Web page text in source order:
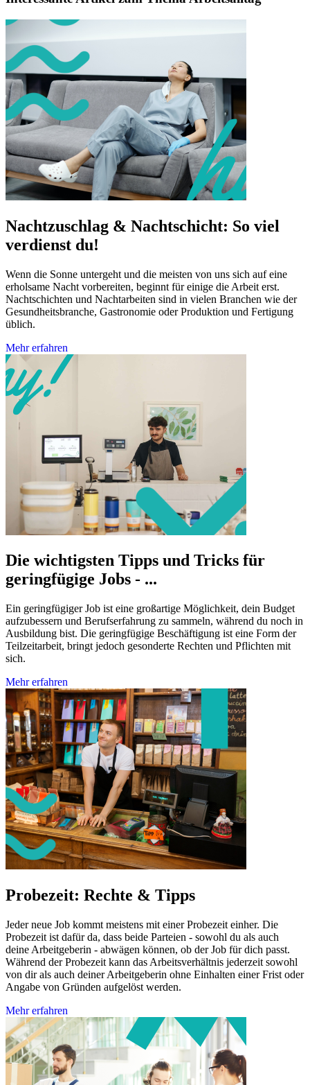
Nachtzuschlag & Nachtschicht: So viel
verdienst du!
Wenn die Sonne untergeht und die meisten von uns sich auf eine
erholsame Nacht vorbereiten, beginnt für einige die Arbeit erst.
Nachtschichten und Nachtarbeiten sind in vielen Branchen wie der
Gesundheitsbranche, Gastronomie oder Produktion und Fertigung
üblich.
Mehr erfahren
Die wichtigsten Tipps und Tricks für
geringfügige Jobs - ...
Ein geringfügiger Job ist eine großartige Möglichkeit, dein Budget
aufzubessern und Berufserfahrung zu sammeln, während du noch in
Ausbildung bist. Die geringfügige Beschäftigung ist eine Form der
Teilzeitarbeit, bringt jedoch gesonderte Rechten und Pflichten mit
sich.
Mehr erfahren
Probezeit: Rechte & Tipps
Jeder neue Job kommt meistens mit einer Probezeit einher. Die
Probezeit ist dafür da, dass beide Parteien - sowohl du als auch
deine Arbeitgeberin - abwägen können, ob der Job für dich passt.
Während der Probezeit kann das Arbeitsverhältnis jederzeit sowohl
von dir als auch deiner Arbeitgeberin ohne Einhalten einer Frist oder
Angabe von Gründen aufgelöst werden.
Mehr erfahren